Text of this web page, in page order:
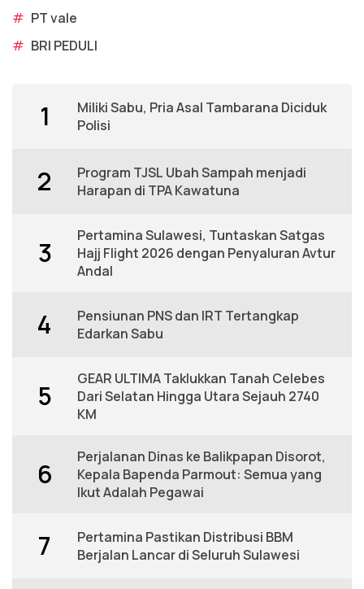
# PT vale
# BRI PEDULI
1
Miliki Sabu, Pria Asal Tambarana Diciduk
Polisi
2
Program TJSL Ubah Sampah menjadi
Harapan di TPA Kawatuna
3
Pertamina Sulawesi, Tuntaskan Satgas
Hajj Flight 2026 dengan Penyaluran Avtur
Andal
4
Pensiunan PNS dan IRT Tertangkap
Edarkan Sabu
5
GEAR ULTIMA Taklukkan Tanah Celebes
Dari Selatan Hingga Utara Sejauh 2740
KM
6
Perjalanan Dinas ke Balikpapan Disorot,
Kepala Bapenda Parmout: Semua yang
Ikut Adalah Pegawai
7
Pertamina Pastikan Distribusi BBM
Berjalan Lancar di Seluruh Sulawesi